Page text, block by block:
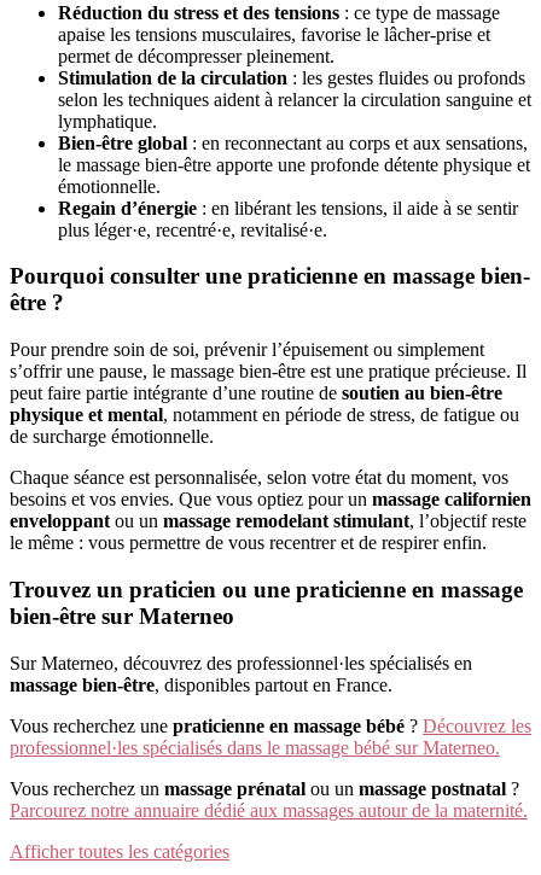
Réduction du stress et des tensions : ce type de massage
apaise les tensions musculaires, favorise le lâcher-prise et
permet de décompresser pleinement.
Stimulation de la circulation : les gestes fluides ou profonds
selon les techniques aident à relancer la circulation sanguine et
lymphatique.
Bien-être global : en reconnectant au corps et aux sensations,
le massage bien-être apporte une profonde détente physique et
émotionnelle.
Regain d’énergie : en libérant les tensions, il aide à se sentir
plus léger·e, recentré·e, revitalisé·e.
Pourquoi consulter une praticienne en massage bien-
être ?
Pour prendre soin de soi, prévenir l’épuisement ou simplement
s’offrir une pause, le massage bien-être est une pratique précieuse. Il
peut faire partie intégrante d’une routine de soutien au bien-être
physique et mental, notamment en période de stress, de fatigue ou
de surcharge émotionnelle.
Chaque séance est personnalisée, selon votre état du moment, vos
besoins et vos envies. Que vous optiez pour un massage californien
enveloppant ou un massage remodelant stimulant, l’objectif reste
le même : vous permettre de vous recentrer et de respirer enfin.
Trouvez un praticien ou une praticienne en massage
bien-être sur Materneo
Sur Materneo, découvrez des professionnel·les spécialisés en
massage bien-être, disponibles partout en France.
Vous recherchez une praticienne en massage bébé ? Découvrez les
professionnel·les spécialisés dans le massage bébé sur Materneo.
Vous recherchez un massage prénatal ou un massage postnatal ?
Parcourez notre annuaire dédié aux massages autour de la maternité.
Afficher toutes les catégories